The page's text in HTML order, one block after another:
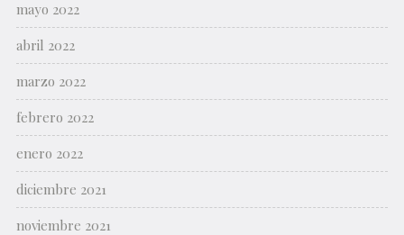
mayo 2022
abril 2022
marzo 2022
febrero 2022
enero 2022
diciembre 2021
noviembre 2021